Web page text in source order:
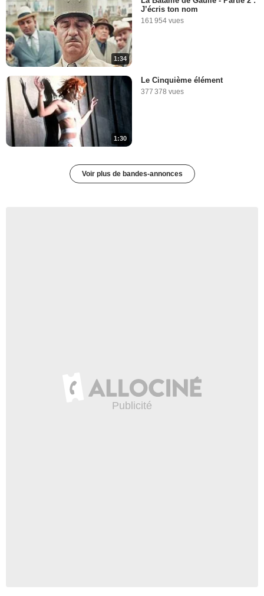
1:34
J’écris ton nom
161 954 vues
1:30
Le Cinquième élément
377 378 vues
Voir plus de bandes-annonces